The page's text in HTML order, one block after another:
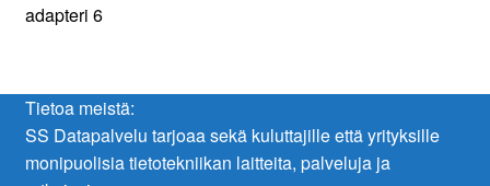
Tietoa meistä:
SS Datapalvelu tarjoaa sekä kuluttajille että yrityksille
monipuolisia tietotekniikan laitteita, palveluja ja